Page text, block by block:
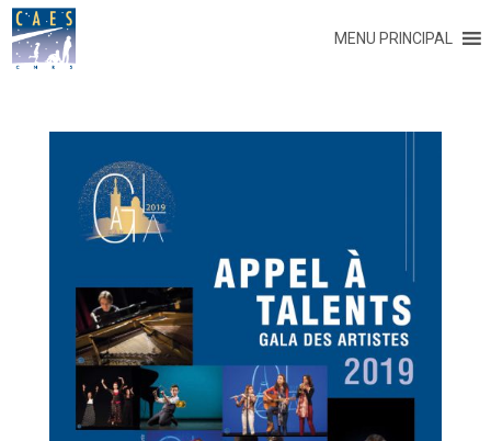
MENU PRINCIPAL